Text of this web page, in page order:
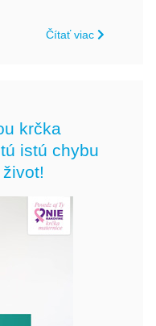
Čítať viac
krčka
istú chybu